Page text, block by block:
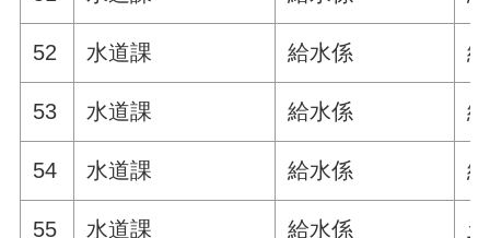
52 水道課 給水係
53 水道課 給水係
54 水道課 給水係
55 水道課 給水係